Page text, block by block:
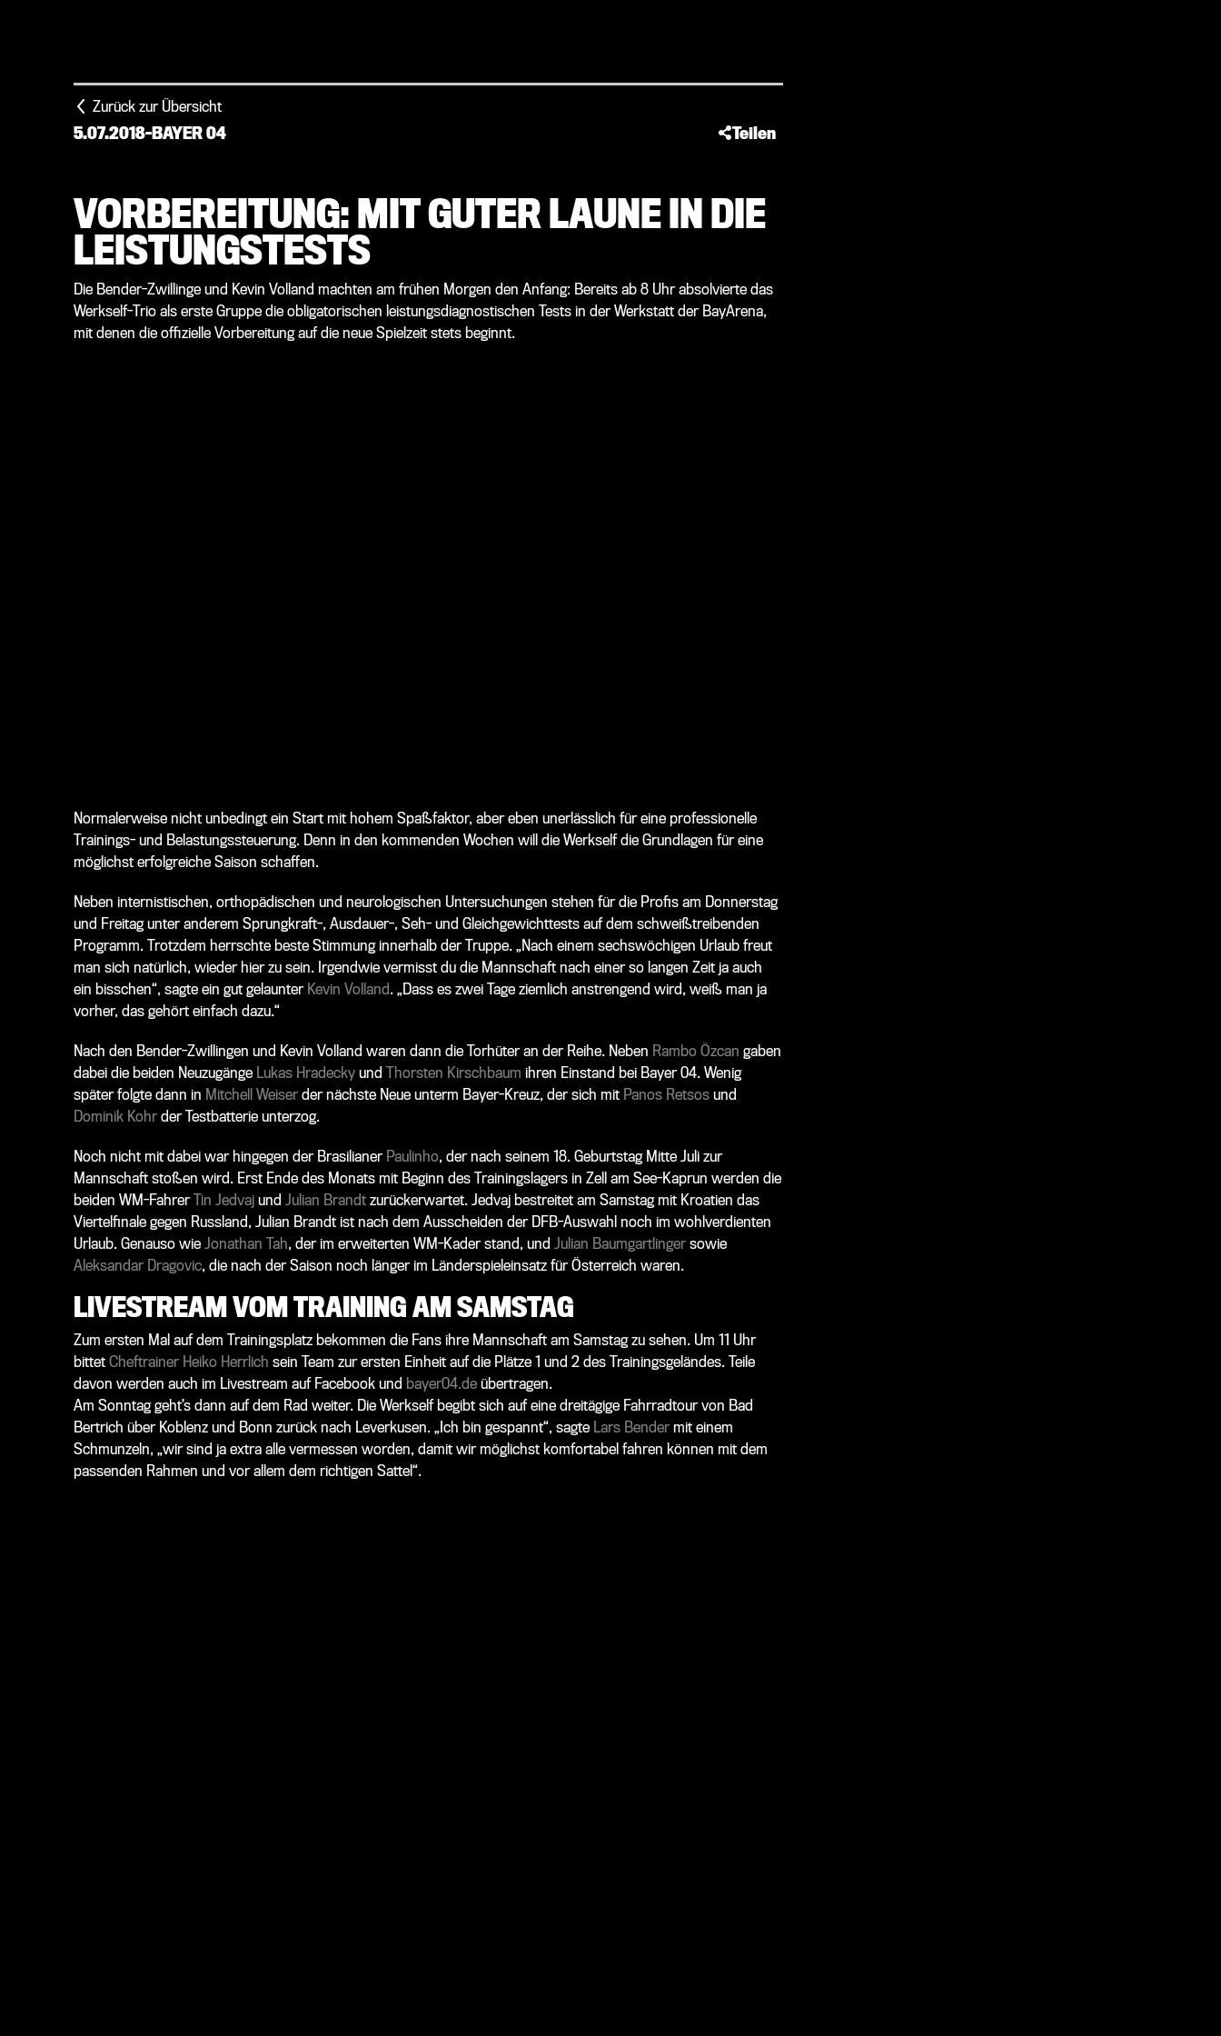
Zurück zur Übersicht
5.07.2018-BAYER 04 Teilen
VORBEREITUNG: MIT GUTER LAUNE IN DIE
LEISTUNGSTESTS
Die Bender-Zwillinge und Kevin Volland machten am frühen Morgen den Anfang: Bereits ab 8 Uhr absolvierte das
Werkself-Trio als erste Gruppe die obligatorischen leistungsdiagnostischen Tests in der Werkstatt der BayArena,
mit denen die offizielle Vorbereitung auf die neue Spielzeit stets beginnt.
Normalerweise nicht unbedingt ein Start mit hohem Spaßfaktor, aber eben unerlässlich für eine professionelle
Trainings- und Belastungssteuerung. Denn in den kommenden Wochen will die Werkself die Grundlagen für eine
möglichst erfolgreiche Saison schaffen.
Neben internistischen, orthopädischen und neurologischen Untersuchungen stehen für die Profis am Donnerstag
und Freitag unter anderem Sprungkraft-, Ausdauer-, Seh- und Gleichgewichttests auf dem schweißtreibenden
Programm. Trotzdem herrschte beste Stimmung innerhalb der Truppe. „Nach einem sechswöchigen Urlaub freut
man sich natürlich, wieder hier zu sein. Irgendwie vermisst du die Mannschaft nach einer so langen Zeit ja auch
ein bisschen“, sagte ein gut gelaunter Kevin Volland. „Dass es zwei Tage ziemlich anstrengend wird, weiß man ja
vorher, das gehört einfach dazu.“
Nach den Bender-Zwillingen und Kevin Volland waren dann die Torhüter an der Reihe. Neben Rambo Özcan gaben
dabei die beiden Neuzugänge Lukas Hradeckyund Thorsten Kirschbaum ihren Einstand bei Bayer 04. Wenig
später folgte dann in Mitchell Weiserder nächste Neue unterm Bayer-Kreuz, der sich mit Panos Retsos und
Dominik Kohrder Testbatterie unterzog.
Noch nicht mit dabei war hingegen der Brasilianer Paulinho, der nach seinem 18. Geburtstag Mitte Juli zur
Mannschaft stoßen wird. Erst Ende des Monats mit Beginn des Trainingslagers in Zell am See-Kaprun werden die
beiden WM-FahrerTin Jedvajund Julian Brandtzurückerwartet. Jedvaj bestreitet am Samstag mit Kroatien das
Viertelfinale gegen Russland, Julian Brandt ist nach dem Ausscheiden der DFB-Auswahl noch im wohlverdienten
Urlaub. Genauso wie Jonathan Tah, der im erweiterten WM-Kader stand, und Julian Baumgartlingersowie
Aleksandar Dragovic, die nach der Saison noch länger im Länderspieleinsatz für Österreich waren.
LIVESTREAM VOM TRAINING AM SAMSTAG
Zum ersten Mal auf dem Trainingsplatz bekommen die Fans ihre Mannschaft am Samstag zu sehen. Um 11 Uhr
bittet Cheftrainer Heiko Herrlich sein Team zur ersten Einheit auf die Plätze 1 und 2 des Trainingsgeländes. Teile
davon werden auch im Livestream auf Facebook und bayer04.deübertragen.
Am Sonntag geht’s dann auf dem Rad weiter. Die Werkself begibt sich auf eine dreitägige Fahrradtour von Bad
Bertrich über Koblenz und Bonn zurück nach Leverkusen. „Ich bin gespannt“, sagte Lars Bendermit einem
Schmunzeln, „wir sind ja extra alle vermessen worden, damit wir möglichst komfortabel fahren können mit dem
passenden Rahmen und vor allem dem richtigen Sattel“.